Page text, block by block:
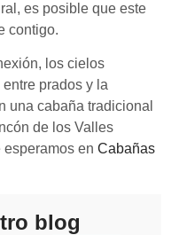
es posible que este
contigo.
los cielos
prados y la
una cabaña tradicional
de los Valles
esperamos en Cabañas
blog